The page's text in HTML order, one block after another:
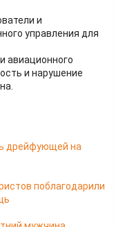
и
управления для
авиационного
и нарушение
дрейфующей на
поблагодарили